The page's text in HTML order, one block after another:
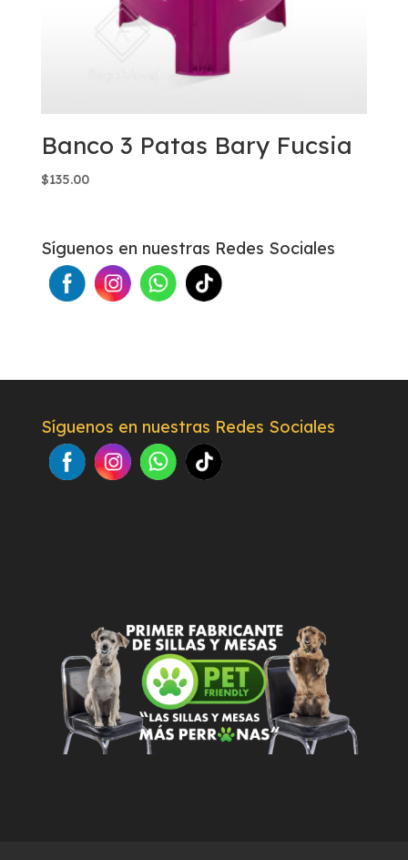
Banco 3 Patas Bary Fucsia
$135.00
Síguenos en nuestras Redes Sociales
Síguenos en nuestras Redes Sociales